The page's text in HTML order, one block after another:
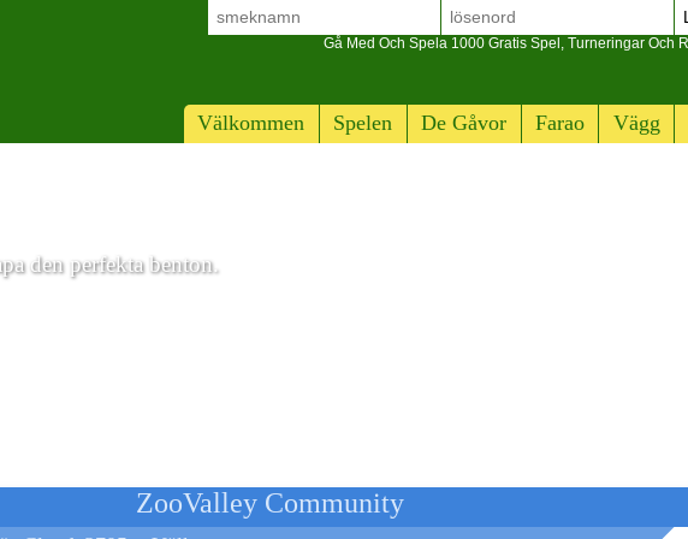
Välkommen Spelen De Gåvor Farao Vägg
Gå Med Och Spela 1000 Gratis Spel, Turneringar Och
den perfekta benton.
ZooValley Community